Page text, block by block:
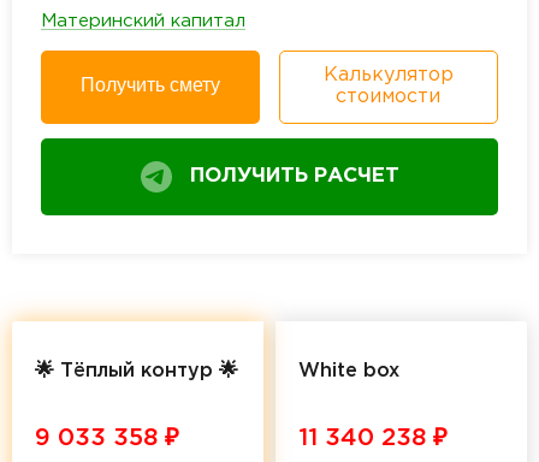
Материнский капитал
Получить смету
Калькулятор
стоимости
ПОЛУЧИТЬ РАСЧЕТ
🌟 Тёплый контур 🌟
9 033 358 ₽
White box
11 340 238₽